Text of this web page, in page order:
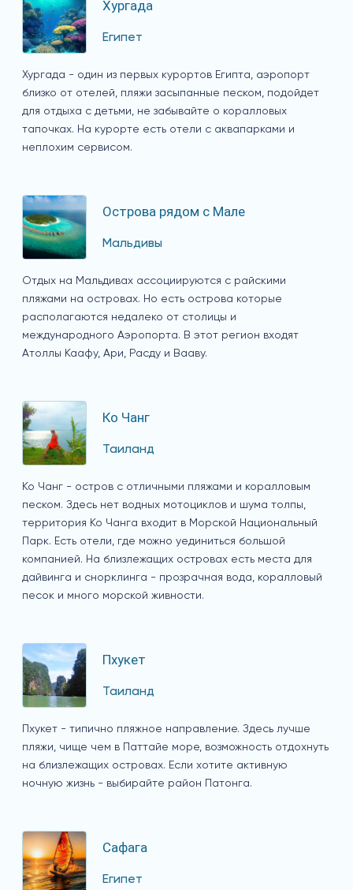
Хургада
Египет
Хургада - один из первых курортов Египта, аэропорт
близко от отелей, пляжи засыпанные песком, подойдет
для отдыха с детьми, не забывайте о коралловых
тапочках. На курорте есть отели с аквапарками и
неплохим сервисом.
Острова рядом с Мале
Мальдивы
Отдых на Мальдивах ассоциируются с райскими
пляжами на островах. Но есть острова которые
располагаются недалеко от столицы и
международного Аэропорта. В этот регион входят
Атоллы Каафу, Ари, Расду и Вааву.
Ко Чанг
Таиланд
Ко Чанг - остров с отличными пляжами и коралловым
песком. Здесь нет водных мотоциклов и шума толпы,
территория Ко Чанга входит в Морской Национальный
Парк. Есть отели, где можно уединиться большой
компанией. На близлежащих островах есть места для
дайвинга и снорклинга - прозрачная вода, коралловый
песок и много морской живности.
Пхукет
Таиланд
Пхукет - типично пляжное направление. Здесь лучше
пляжи, чище чем в Паттайе море, возможность отдохнуть
на близлежащих островах. Если хотите активную
ночную жизнь - выбирайте район Патонга.
Сафага
Египет